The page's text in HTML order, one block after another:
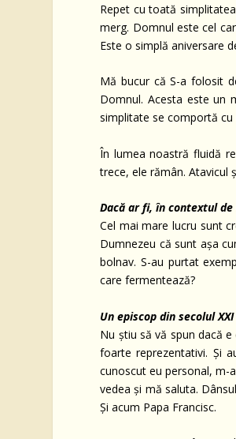
Repet cu toată
merg. Domnul este cel
Este o simplă aniversare
Mă bucur că S-a folosit
Domnul. Acesta este un
simplitate se comportă cu
În lumea noastră fluidă
trece, ele rămân. Atavicul
Dacă ar fi, în contextul
Cel mai mare lucru sunt
Dumnezeu că sunt așa
bolnav. S-au purtat
care fermentează?
Un episcop din secolul
Nu știu să vă spun dacă
foarte reprezentativi. Și
cunoscut eu personal, m-
vedea și mă saluta.
Și acum Papa Francisc.